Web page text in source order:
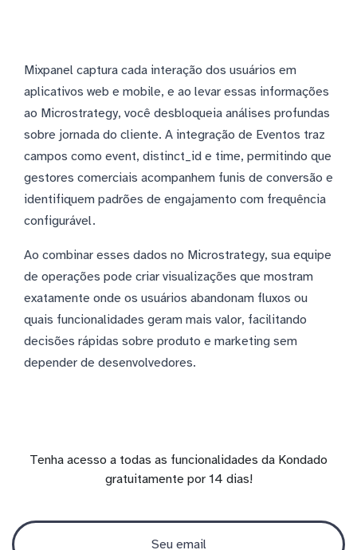
Mixpanel captura cada interação dos usuários em
aplicativos web e mobile, e ao levar essas informações
ao Microstrategy, você desbloqueia análises profundas
sobre jornada do cliente. A integração de Eventos traz
campos como event, distinct_id e time, permitindo que
gestores comerciais acompanhem funis de conversão e
identifiquem padrões de engajamento com frequência
configurável.
Ao combinar esses dados no Microstrategy, sua equipe
de operações pode criar visualizações que mostram
exatamente onde os usuários abandonam fluxos ou
quais funcionalidades geram mais valor, facilitando
decisões rápidas sobre produto e marketing sem
depender de desenvolvedores.
Tenha acesso a todas as funcionalidades da Kondado
gratuitamente por 14 dias!